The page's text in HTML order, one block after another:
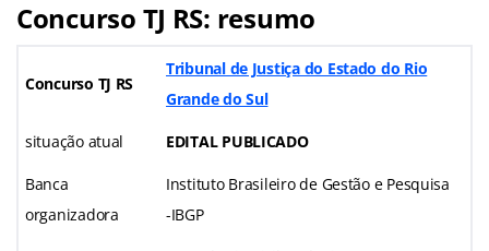
Concurso TJ RS: resumo
Concurso TJ RS
Tribunal de Justiça do Estado do Rio
Grande do Sul
situação atual EDITAL PUBLICADO
Banca
organizadora
Instituto Brasileiro de Gestão e Pesquisa
-IBGP